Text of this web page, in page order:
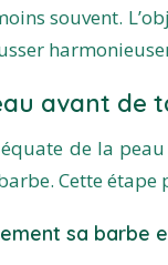
souvent.
avant de
de la
Cette
sa barbe